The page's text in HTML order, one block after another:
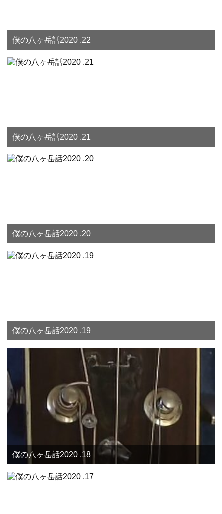
僕の八ヶ岳話2020 .22
僕の八ヶ岳話2020 .21
僕の八ヶ岳話2020 .20
僕の八ヶ岳話2020 .19
僕の八ヶ岳話2020 .18